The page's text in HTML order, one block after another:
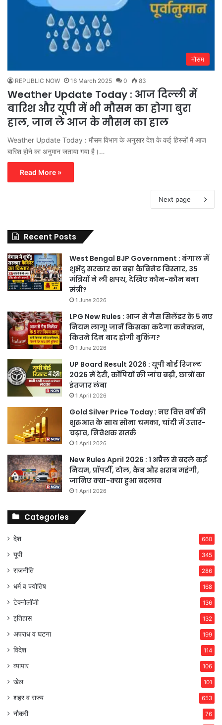
मौसम
REPUBLIC NOW 16 March 2025 0 83
Weather Update Today : आज दिल्ली में
बारिश और यूपी में भी मौसम का होगा बुरा
हाल, जान ले आज के मौसम का हाल
Weather Update Today : मौसम विभाग के अनुसार देश के कई हिस्सों में आज
बारिश होने का अनुमान जताया गया है।…
Read More »
Next page
Recent Posts
West Bengal BJP Government : बंगाल में
शुभेंदु सरकार का बड़ा कैबिनेट विस्तार, 35
मंत्रियों ने ली शपथ, देखिए कौन-कौन बना
मंत्री?
1 June 2026
LPG New Rules : आज से गैस सिलेंडर के 5 नए
नियम लागू! जानें किसका कटेगा कनेक्शन,
कितने दिन बाद होगी बुकिंग?
1 June 2026
UP Board Result 2026 : यूपी बोर्ड रिजल्ट
2026 में देरी, कॉपियों की जांच बढ़ी, छात्रों का
इंतजार लंबा
1 April 2026
Gold Silver Price Today : नए वित्त वर्ष की
शुरुआत के साथ सोना चमका, चांदी में उतार-
चढ़ाव, निवेशक सतर्क
1 April 2026
New Rules April 2026 : 1 अप्रैल से बदले कई
नियम, प्रॉपर्टी, टोल, कैब और शराब महंगी,
जानिए क्या-क्या हुआ बदलाव
1 April 2026
Categories
देश 660
यूपी 345
राजनीति 286
धर्म व ज्योतिष 168
टेक्नोलॉजी 136
इतिहास 132
अपराध व घटना 199
विदेश 114
व्यापार 106
खेल 101
शहर व राज्य 653
नौकरी 76